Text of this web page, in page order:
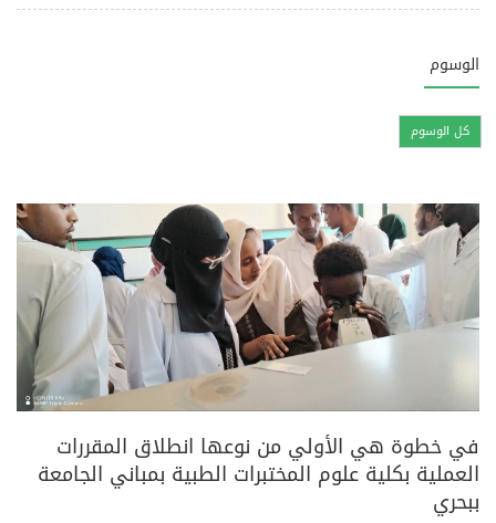
الوسوم
كل الوسوم
في خطوة هي الأولي من نوعها انطلاق المقررات
العملية بكلية علوم المختبرات الطبية بمباني الجامعة
ببحري